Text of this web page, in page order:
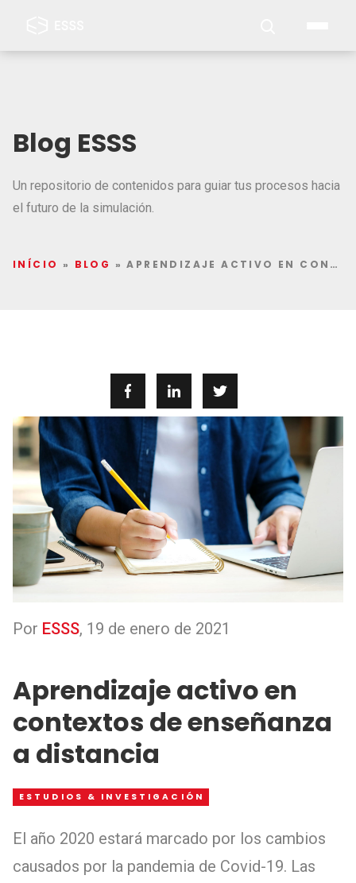
Blog ESSS
Un repositorio de contenidos para guiar tus procesos hacia
el futuro de la simulación.
INÍCIO » BLOG »APRENDIZAJE ACTIVO EN CONTEXTOS DE ENSEÑANZA A DISTANCIA
Por ESSS, 19 de enero de 2021
Aprendizaje activo en
contextos de enseñanza
a distancia
ESTUDIOS & INVESTIGACIÓN
El año 2020 estará marcado por los cambios
causados por la pandemia de Covid-19. Las